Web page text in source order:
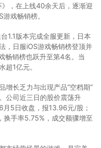
，在上线40余天后，逐渐迎
戏畅销榜。
1.1版本完成全服更新，日本
，日服iOS游戏畅销榜登顶并
畅销榜也跃升至第4名。当
超1亿元。
增长乏力与出现产品“空档期”
公司近三日的股价震荡升
5日收盘，报13.96元/股；
手率5.75%，成交额骤增至